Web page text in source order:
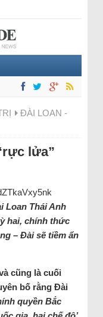
ĐÀI LOAN -
lửa”
Loan Thái Anh
hai, chính thức
– Đài sẽ tiềm ẩn
cũng là cuối
bố rằng Đài
quyền Bắc